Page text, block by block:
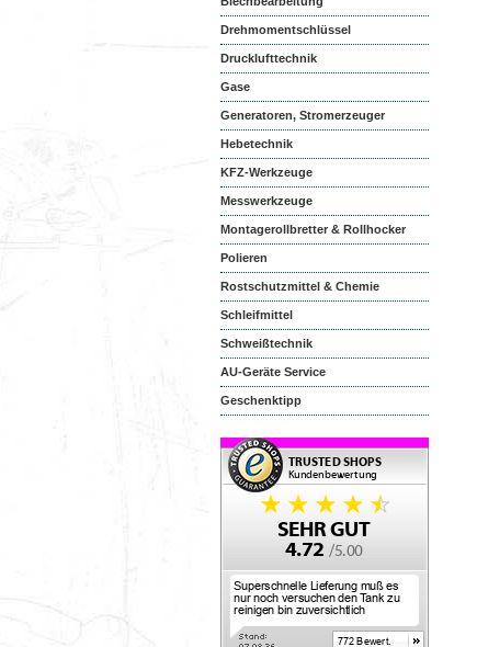
Drehmomentschlüssel
Drucklufttechnik
Gase
Generatoren, Stromerzeuger
Hebetechnik
KFZ-Werkzeuge
Messwerkzeuge
Montagerollbretter & Rollhocker
Polieren
Rostschutzmittel & Chemie
Schleifmittel
Schweißtechnik
AU-Geräte Service
Geschenktipp